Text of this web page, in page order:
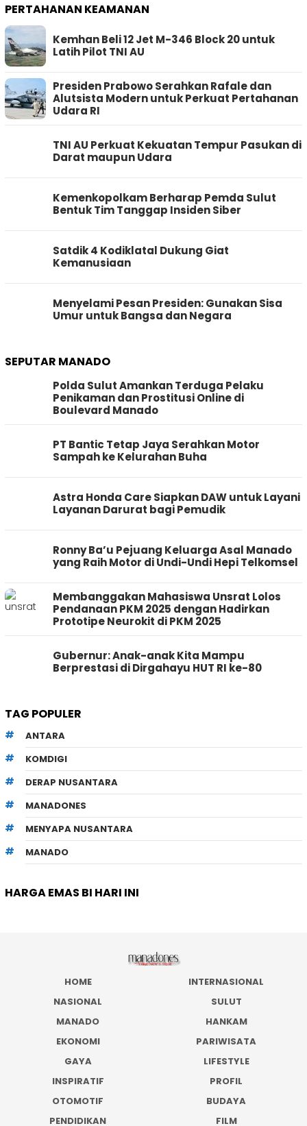
PERTAHANAN KEAMANAN
Kemhan Beli 12 Jet M-346 Block 20 untuk
Latih Pilot TNI AU
Presiden Prabowo Serahkan Rafale dan
Alutsista Modern untuk Perkuat Pertahanan
Udara RI
TNI AU Perkuat Kekuatan Tempur Pasukan di
Darat maupun Udara
Kemenkopolkam Berharap Pemda Sulut
Bentuk Tim Tanggap Insiden Siber
Satdik 4 Kodiklatal Dukung Giat
Kemanusiaan
Menyelami Pesan Presiden: Gunakan Sisa
Umur untuk Bangsa dan Negara
SEPUTAR MANADO
Polda Sulut Amankan Terduga Pelaku
Penikaman dan Prostitusi Online di
Boulevard Manado
PT Bantic Tetap Jaya Serahkan Motor
Sampah ke Kelurahan Buha
Astra Honda Care Siapkan DAW untuk Layani
Layanan Darurat bagi Pemudik
Ronny Ba’u Pejuang Keluarga Asal Manado
yang Raih Motor di Undi-Undi Hepi Telkomsel
Membanggakan Mahasiswa Unsrat Lolos
Pendanaan PKM 2025 dengan Hadirkan
Prototipe Neurokit di PKM 2025
Gubernur: Anak-anak Kita Mampu
Berprestasi di Dirgahayu HUT RI ke-80
TAG POPULER
ANTARA
KOMDIGI
DERAP NUSANTARA
MANADONES
MENYAPA NUSANTARA
MANADO
HARGA EMAS BI HARI INI
HOME
INTERNASIONAL
NASIONAL
SULUT
MANADO
HANKAM
EKONOMI
PARIWISATA
GAYA
LIFESTYLE
INSPIRATIF
PROFIL
OTOMOTIF
BUDAYA
PENDIDIKAN
FILM